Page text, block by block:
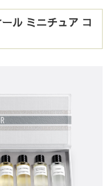
ル ミニチュア コ